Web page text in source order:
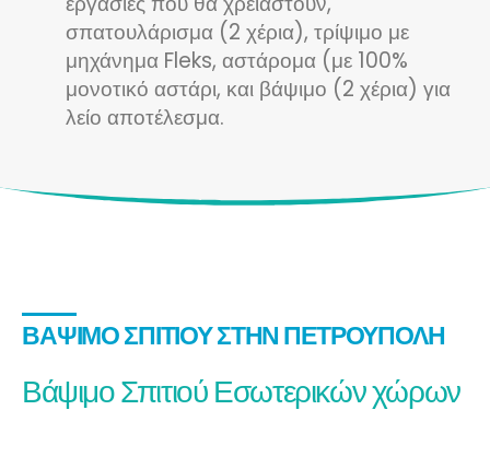
σπατουλάρισμα (2 χέρια), τρίψιμο με
μηχάνημα Fleks, αστάρομα (με 100%
μονοτικό αστάρι, και βάψιμο (2 χέρια) για
λείο αποτέλεσμα.
ΒΆΨΙΜΟ ΣΠΙΤΙΟΎ ΣΤΗΝ ΠΕΤΡΟΎΠΟΛΗ
Βάψιμο Σπιτιού Εσωτερικών χώρων